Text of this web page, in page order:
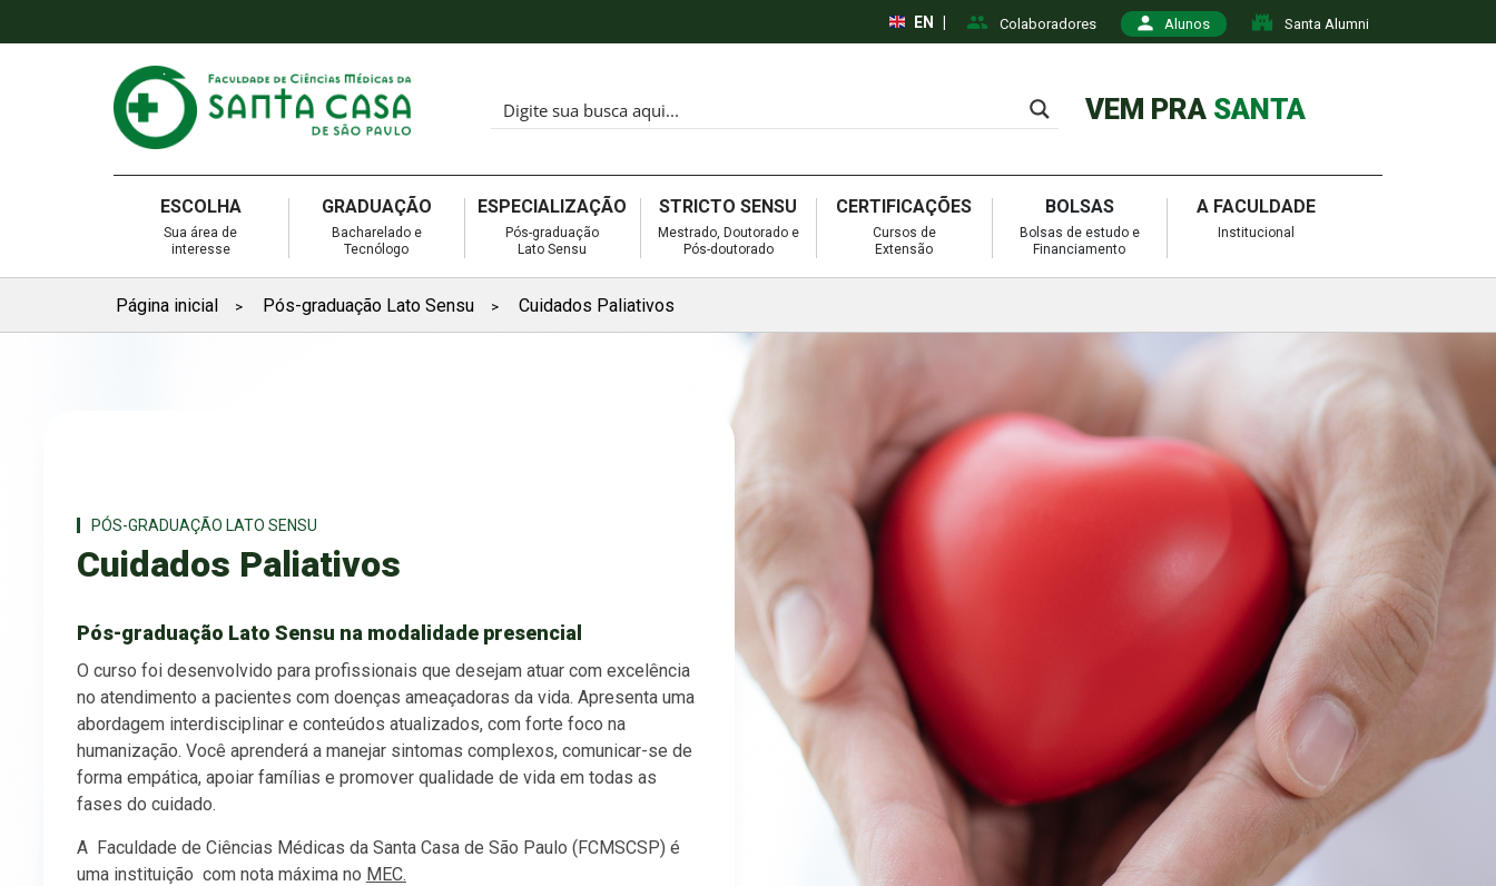
Colaboradores Alunos Santa Alumni
EN
VEM PRA SANTA
ESCOLHA
Sua área de
interesse
GRADUAÇÃO
Bacharelado e
Tecnólogo
ESPECIALIZAÇÃO
Pós-graduação
Lato Sensu
STRICTO SENSU
Mestrado, Doutorado e
Pós-doutorado
CERTIFICAÇÕES
Cursos de
Extensão
BOLSAS
Bolsas de estudo e
Financiamento
A FACULDADE
Institucional
Página inicial > Pós-graduação Lato Sensu > Cuidados Paliativos
PÓS-GRADUAÇÃO LATO SENSU
Cuidados Paliativos
Pós-graduação Lato Sensu na modalidade presencial
O curso foi desenvolvido para profissionais que desejam atuar com excelência
no atendimento a pacientes com doenças ameaçadoras da vida. Apresenta uma
abordagem interdisciplinar e conteúdos atualizados, com forte foco na
humanização. Você aprenderá a manejar sintomas complexos, comunicar-se de
forma empática, apoiar famílias e promover qualidade de vida em todas as
fases do cuidado.
A Faculdade de Ciências Médicas da Santa Casa de São Paulo (FCMSCSP) é
uma instituição com nota máxima no MEC.